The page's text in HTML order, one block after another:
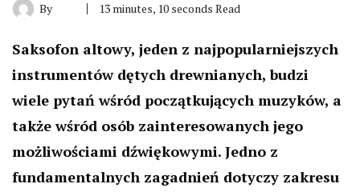
By 13 minutes, 10 seconds Read
Saksofon altowy, jeden z najpopularniejszych
instrumentów dętych drewnianych, budzi
wiele pytań wśród początkujących muzyków, a
także wśród osób zainteresowanych jego
możliwościami dźwiękowymi. Jedno z
fundamentalnych zagadnień dotyczy zakresu